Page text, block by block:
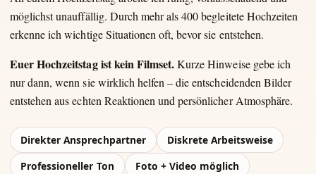
möglichst unauffällig. Durch mehr als 400 begleitete Hochzeiten
erkenne ich wichtige Situationen oft, bevor sie entstehen.
Euer Hochzeitstag ist kein Filmset.Kurze Hinweise gebe ich
nur dann, wenn sie wirklich helfen – die entscheidenden Bilder
entstehen aus echten Reaktionen und persönlicher Atmosphäre.
Direkter Ansprechpartner
Diskrete Arbeitsweise
Professioneller Ton
Foto + Video möglich